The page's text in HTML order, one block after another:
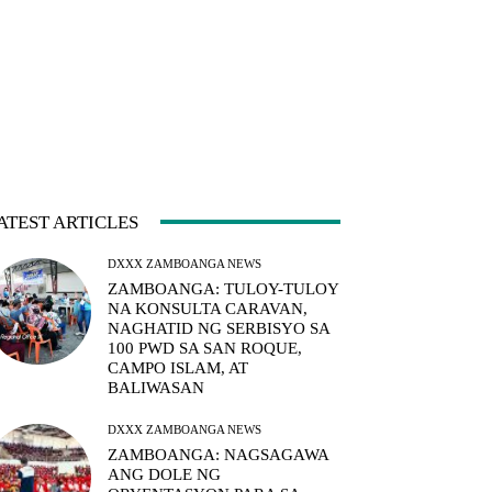
ARTICLES
DXXX ZAMBOANGA NEWS
ZAMBOANGA: TULOY-TULOY
NA KONSULTA CARAVAN,
NAGHATID NG SERBISYO SA
100 PWD SA SAN ROQUE,
CAMPO ISLAM, AT
BALIWASAN
DXXX ZAMBOANGA NEWS
ZAMBOANGA: NAGSAGAWA
ANG DOLE NG